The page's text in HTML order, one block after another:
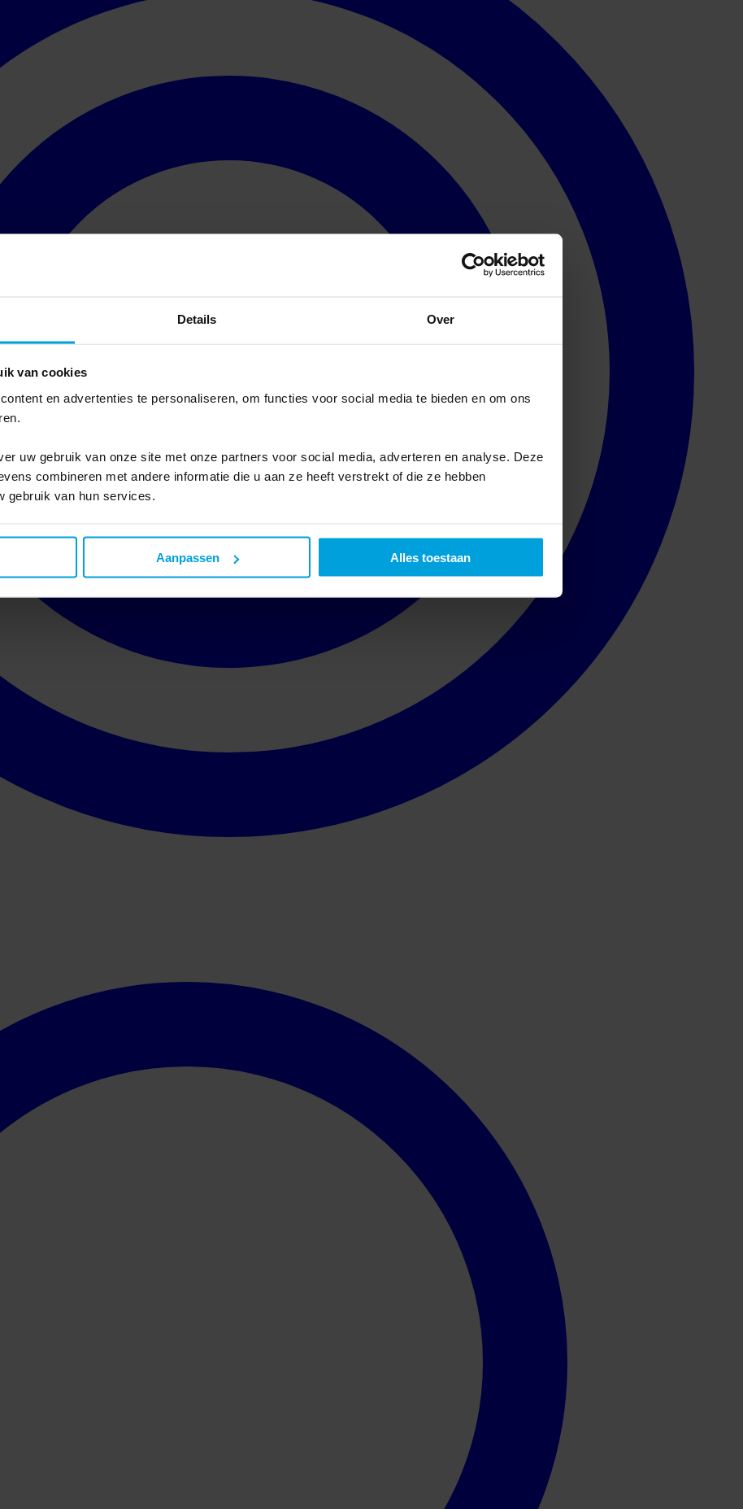
Details Over
van cookies
en advertenties te personaliseren, om functies voor social media te bieden en om ons
uw gebruik van onze site met onze partners voor social media, adverteren en analyse. Deze
combineren met andere informatie die u aan ze heeft verstrekt of die ze hebben
gebruik van hun services.
Aanpassen Alles toestaan